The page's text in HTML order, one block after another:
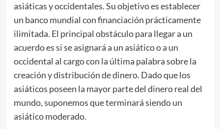
asiáticas y occidentales. Su objetivo es establecer
un banco mundial con financiación prácticamente
ilimitada. El principal obstáculo para llegar a un
acuerdo es si se asignará a un asiático o a un
occidental al cargo con la última palabra sobre la
creación y distribución de dinero. Dado que los
asiáticos poseen la mayor parte del dinero real del
mundo, suponemos que terminará siendo un
asiático moderado.